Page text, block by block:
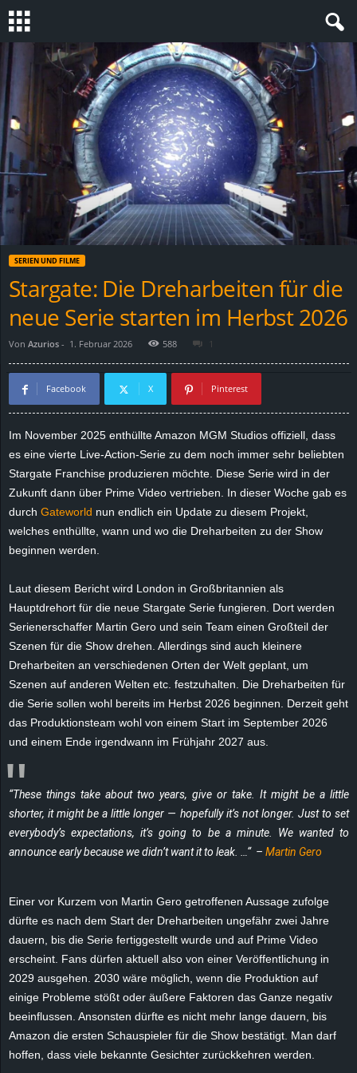
i
n
SERIEN UND FILME
Stargate: Die Dreharbeiten für die
neue Serie starten im Herbst 2026
Von Azurios - 1. Februar 2026 588 1
Facebook X Pinterest
Im November 2025 enthüllte Amazon MGM Studios offiziell, dass
es eine vierte Live-Action-Serie zu dem noch immer sehr beliebten
Stargate Franchise produzieren möchte. Diese Serie wird in der
Zukunft dann über Prime Video vertrieben. In dieser Woche gab es
durch Gateworld nun endlich ein Update zu diesem Projekt,
welches enthüllte, wann und wo die Dreharbeiten zu der Show
beginnen werden.
Laut diesem Bericht wird London in Großbritannien als
Hauptdrehort für die neue Stargate Serie fungieren. Dort werden
Serienerschaffer Martin Gero und sein Team einen Großteil der
Szenen für die Show drehen. Allerdings sind auch kleinere
Dreharbeiten an verschiedenen Orten der Welt geplant, um
Szenen auf anderen Welten etc. festzuhalten. Die Dreharbeiten für
die Serie sollen wohl bereits im Herbst 2026 beginnen. Derzeit geht
das Produktionsteam wohl von einem Start im September 2026
und einem Ende irgendwann im Frühjahr 2027 aus.
“These things take about two years, give or take. It might be a little
shorter, it might be a little longer — hopefully it’s not longer. Just to set
everybody’s expectations, it’s going to be a minute. We wanted to
announce early because we didn’t want it to leak. …“ – Martin Gero
Einer vor Kurzem von Martin Gero getroffenen Aussage zufolge
dürfte es nach dem Start der Dreharbeiten ungefähr zwei Jahre
dauern, bis die Serie fertiggestellt wurde und auf Prime Video
erscheint. Fans dürfen aktuell also von einer Veröffentlichung in
2029 ausgehen. 2030 wäre möglich, wenn die Produktion auf
einige Probleme stößt oder äußere Faktoren das Ganze negativ
beeinflussen. Ansonsten dürfte es nicht mehr lange dauern, bis
Amazon die ersten Schauspieler für die Show bestätigt. Man darf
hoffen, dass viele bekannte Gesichter zurückkehren werden.